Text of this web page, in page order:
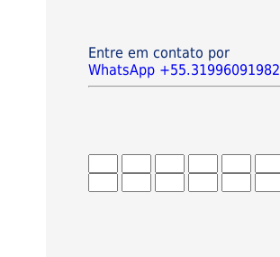
Entre em contato por
WhatsApp +55.31996091982